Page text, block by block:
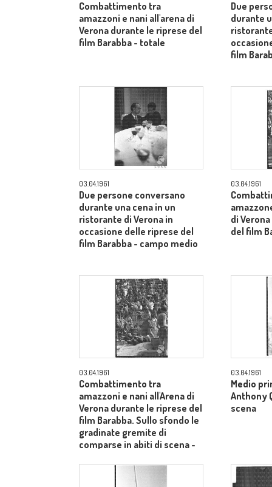
Combattimento tra
amazzoni e nani all'arena di
Verona durante le riprese del
film Barabba - totale
Due
durante
film
03.04.1961
Due persone conversano
durante una cena in un
ristorante di Verona in
occasione delle riprese del
film Barabba - campo medio
03.04.1961
di
del film
03.04.1961
Combattimento tra
amazzoni e nani all'Arena di
Verona durante le riprese del
film Barabba. Sullo sfondo le
gradinate gremite di
comparse in abiti di scena -
03.04.1961
Medio
Anthony
scena